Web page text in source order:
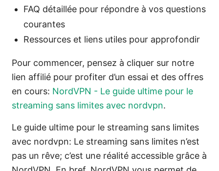
FAQ détaillée pour répondre à vos questions
courantes
Ressources et liens utiles pour approfondir
Pour commencer, pensez à cliquer sur notre
lien affilié pour profiter d’un essai et des offres
en cours: NordVPN - Le guide ultime pour le
streaming sans limites avec nordvpn.
Le guide ultime pour le streaming sans limites
avec nordvpn: Le streaming sans limites n’est
pas un rêve; c’est une réalité accessible grâce à